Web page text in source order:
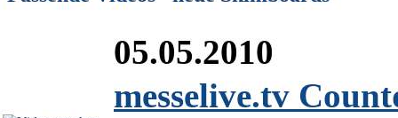
05.05.2010
messelive.tv